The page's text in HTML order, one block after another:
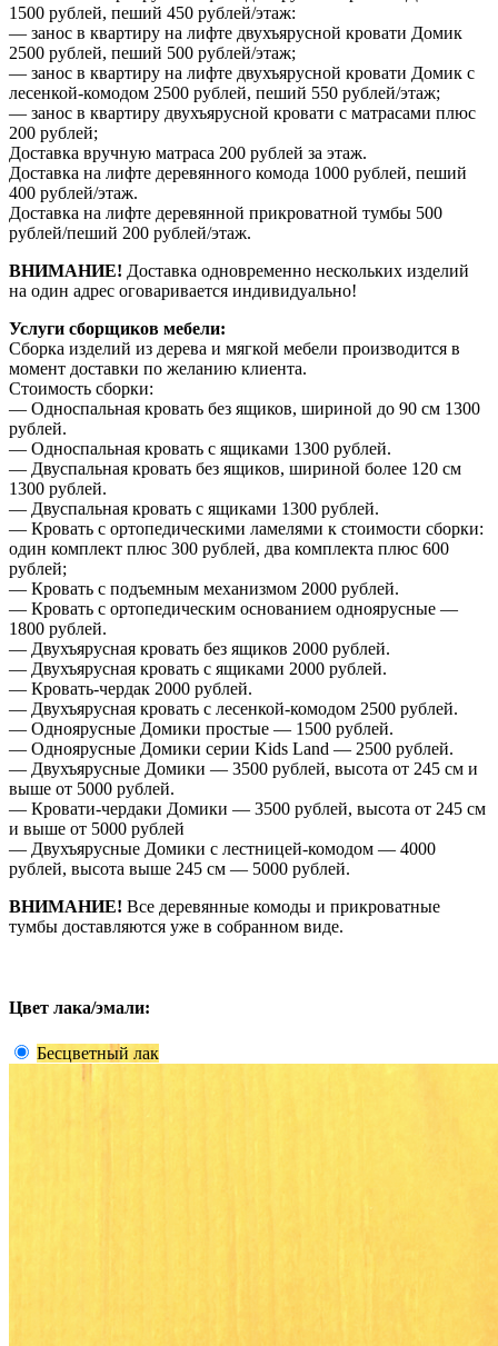
1500 рублей, пеший 450 рублей/этаж:
— занос в квартиру на лифте двухъярусной кровати Домик
2500 рублей, пеший 500 рублей/этаж;
— занос в квартиру на лифте двухъярусной кровати Домик с
лесенкой-комодом 2500 рублей, пеший 550 рублей/этаж;
— занос в квартиру двухъярусной кровати с матрасами плюс
200 рублей;
Доставка вручную матраса 200 рублей за этаж.
Доставка на лифте деревянного комода 1000 рублей, пеший
400 рублей/этаж.
Доставка на лифте деревянной прикроватной тумбы 500
рублей/пеший 200 рублей/этаж.
ВНИМАНИЕ! Доставка одновременно нескольких изделий
на один адрес оговаривается индивидуально!
Услуги сборщиков мебели:
Сборка изделий из дерева и мягкой мебели производится в
момент доставки по желанию клиента.
Стоимость сборки:
— Односпальная кровать без ящиков, шириной до 90 см 1300
рублей.
— Односпальная кровать с ящиками 1300 рублей.
— Двуспальная кровать без ящиков, шириной более 120 см
1300 рублей.
— Двуспальная кровать с ящиками 1300 рублей.
— Кровать с ортопедическими ламелями к стоимости сборки:
один комплект плюс 300 рублей, два комплекта плюс 600
рублей;
— Кровать с подъемным механизмом 2000 рублей.
— Кровать с ортопедическим основанием одноярусные —
1800 рублей.
— Двухъярусная кровать без ящиков 2000 рублей.
— Двухъярусная кровать с ящиками 2000 рублей.
— Кровать-чердак 2000 рублей.
— Двухъярусная кровать с лесенкой-комодом 2500 рублей.
— Одноярусные Домики простые — 1500 рублей.
— Одноярусные Домики серии Kids Land — 2500 рублей.
— Двухъярусные Домики — 3500 рублей, высота от 245 см и
выше от 5000 рублей.
— Кровати-чердаки Домики — 3500 рублей, высота от 245 см
и выше от 5000 рублей
— Двухъярусные Домики с лестницей-комодом — 4000
рублей, высота выше 245 см — 5000 рублей.
ВНИМАНИЕ! Все деревянные комоды и прикроватные
тумбы доставляются уже в собранном виде.
Цвет лака/эмали:
Бесцветный лак